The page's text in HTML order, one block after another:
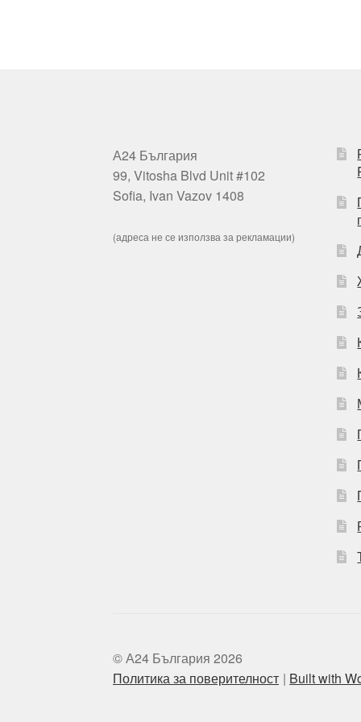
А24 България
99, Vitosha Blvd Unit #102
Sofia, Ivan Vazov 1408
(адреса не се използва за рекламации)
© А24 България 2026
Политика за поверителност
Built with